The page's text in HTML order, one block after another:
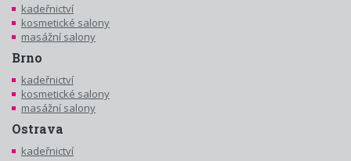
kadeřnictví
kosmetické salony
masážní salony
Brno
kadeřnictví
kosmetické salony
masážní salony
Ostrava
kadeřnictví